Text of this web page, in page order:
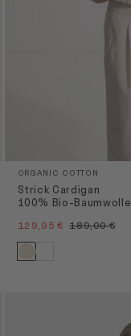
ORGANIC COTTON
Strick Cardigan
100% Bio-Baumwolle
129,95 € 189,00 €